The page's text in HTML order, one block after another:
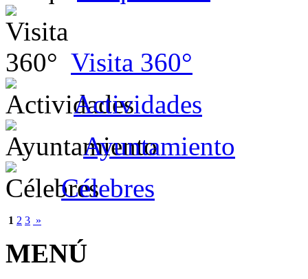
Visita 360°
Actividades
Ayuntamiento
Célebres
1 2 3 »
MENÚ